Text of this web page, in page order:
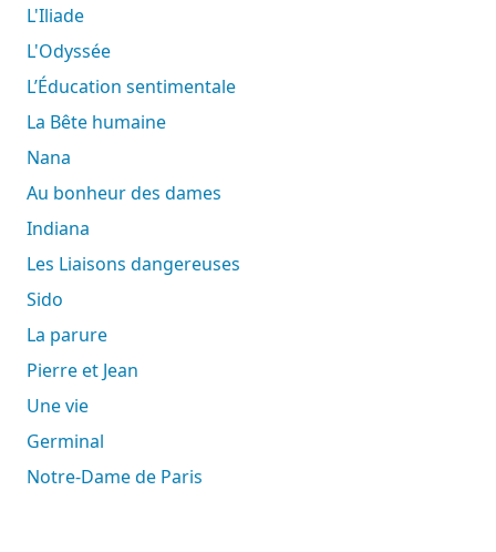
L'Iliade
L'Odyssée
L’Éducation sentimentale
La Bête humaine
Nana
Au bonheur des dames
Indiana
Les Liaisons dangereuses
Sido
La parure
Pierre et Jean
Une vie
Germinal
Notre-Dame de Paris